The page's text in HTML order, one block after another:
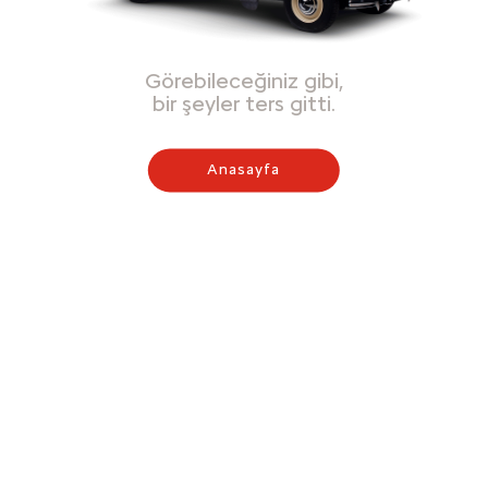
Görebileceğiniz gibi,
bir şeyler ters gitti.
Anasayfa